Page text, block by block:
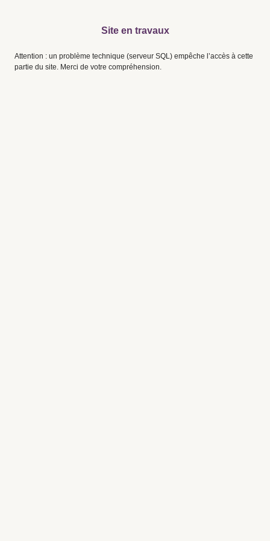
Site en travaux
Attention : un problème technique (serveur SQL) empêche l’accès à cette
partie du site. Merci de votre compréhension.